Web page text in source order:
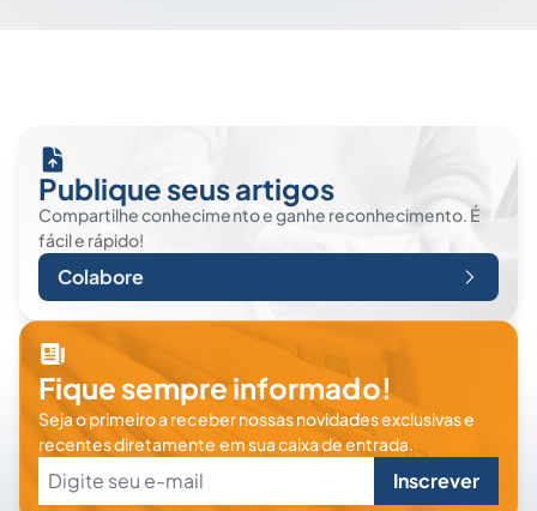
Publique seus artigos
Compartilhe conhecimento e ganhe reconhecimento. É
fácil e rápido!
Colabore
Fique sempre informado!
Seja o primeiro a receber nossas novidades exclusivas e
recentes diretamente em sua caixa de entrada.
Inscrever